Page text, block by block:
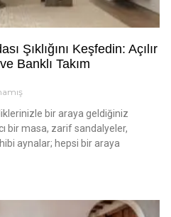
Şıklığını Keşfedin: Açılır
Banklı Takım
bir araya geldiğiniz
bir masa, zarif sandalyeler,
aynalar; hepsi bir araya